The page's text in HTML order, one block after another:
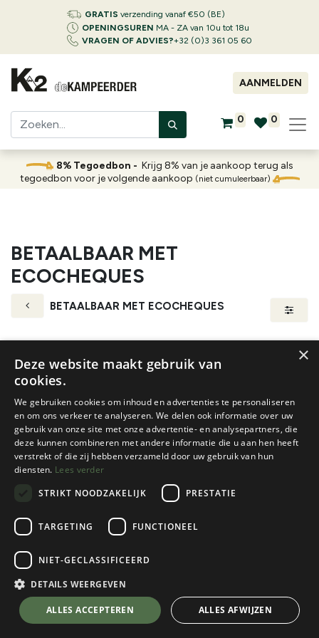
GRATIS verzending vanaf €50 (BE)
OPENINGSUREN MA - ZA van 10u tot 18u
VRAGEN OF ADVIES?+32 (0)3 361 05 60
AANMELDEN
0 0
8% Tegoedbon - Krijg 8% van je aankoop terug als
tegoedbon voor je volgende aankoop (niet cumuleerbaar)
BETAALBAAR MET
ECOCHEQUES
BETAALBAAR MET ECOCHEQUES
Basicnature
TENT PEG ROCK 23 CM (5
1 color(s) available
€5,95
TENT PEG ROCK 17 CM
1 color(s) available
×
Deze website maakt gebruik van
cookies.
We gebruiken cookies om inhoud en advertenties te personaliseren
en om ons verkeer te analyseren. We delen ook informatie over uw
gebruik van onze site met onze advertentie- en analysepartners, die
deze kunnen combineren met andere informatie die u aan hen heeft
verstrekt of die zij hebben verzameld door uw gebruik van hun
diensten. Lees verder
STRIKT NOODZAKELIJK
PRESTATIE
TARGETING FUNCTIONEEL
NIET-GECLASSIFICEERD
DETAILS WEERGEVEN
ALLES ACCEPTEREN ALLES AFWIJZEN